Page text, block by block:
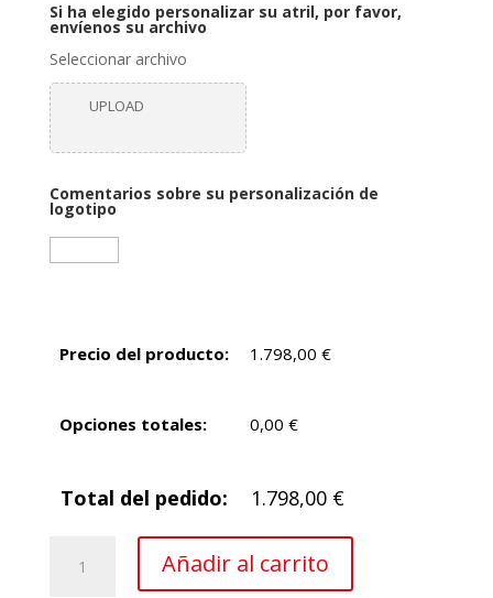
Si ha elegido personalizar su atril, por favor,
envíenos su archivo
Seleccionar archivo
UPLOAD
Comentarios sobre su personalización de
logotipo
Precio del producto: 1.798,00 €
Opciones totales: 0,00 €
Total del pedido: 1.798,00 €
multimedia
Añadir al carrito